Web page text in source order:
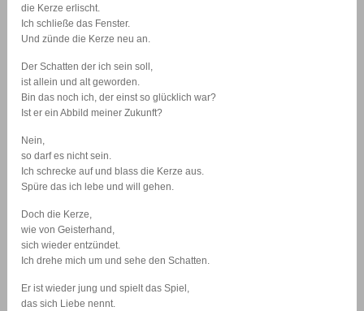
die Kerze erlischt.
Ich schließe das Fenster.
Und zünde die Kerze neu an.
Der Schatten der ich sein soll,
ist allein und alt geworden.
Bin das noch ich, der einst so glücklich war?
Ist er ein Abbild meiner Zukunft?
Nein,
so darf es nicht sein.
Ich schrecke auf und blass die Kerze aus.
Spüre das ich lebe und will gehen.
Doch die Kerze,
wie von Geisterhand,
sich wieder entzündet.
Ich drehe mich um und sehe den Schatten.
Er ist wieder jung und spielt das Spiel,
das sich Liebe nennt.